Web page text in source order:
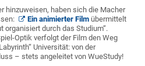
hinzuweisen, haben sich die Macher
Ein animierter Film übermittelt
organisiert durch das Studium“.
Optik verfolgt der Film den Weg
Universität: von der
– stets angeleitet von WueStudy!